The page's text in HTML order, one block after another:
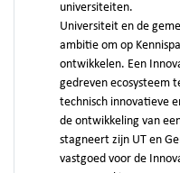
universiteiten.
Universiteit en de
ambitie om op
ontwikkelen. Een
gedreven ecosysteem
technisch innovatieve
de ontwikkeling van
stagneert zijn UT en
vastgoed voor de